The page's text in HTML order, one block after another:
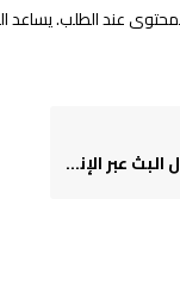
عند الطلب.
الإنترنت؟